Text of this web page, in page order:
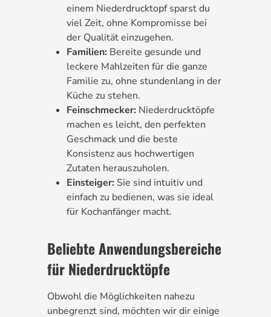
einem Niederdrucktopf sparst du
viel Zeit, ohne Kompromisse bei
der Qualität einzugehen.
Familien: Bereite gesunde und
leckere Mahlzeiten für die ganze
Familie zu, ohne stundenlang in der
Küche zu stehen.
Feinschmecker: Niederdrucktöpfe
machen es leicht, den perfekten
Geschmack und die beste
Konsistenz aus hochwertigen
Zutaten herauszuholen.
Einsteiger: Sie sind intuitiv und
einfach zu bedienen, was sie ideal
für Kochanfänger macht.
Beliebte Anwendungsbereiche
für Niederdrucktöpfe
Obwohl die Möglichkeiten nahezu
unbegrenzt sind, möchten wir dir einige